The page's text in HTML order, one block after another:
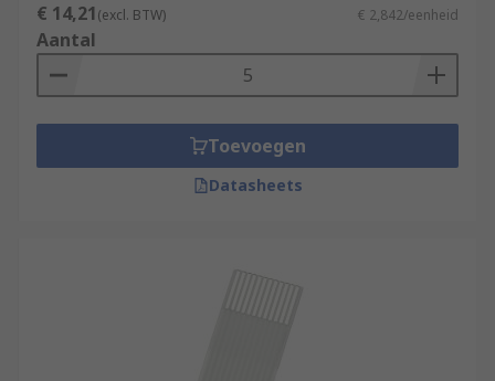
€ 14,21(excl. BTW) € 2,842/eenheid
Aantal
Toevoegen
Datasheets